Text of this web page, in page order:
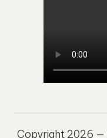
Copyright 2026 —